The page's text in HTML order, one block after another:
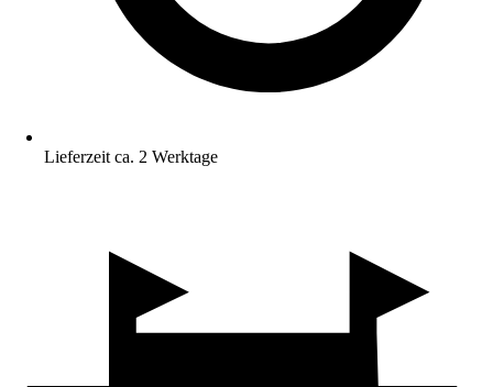
Lieferzeit ca. 2 Werktage